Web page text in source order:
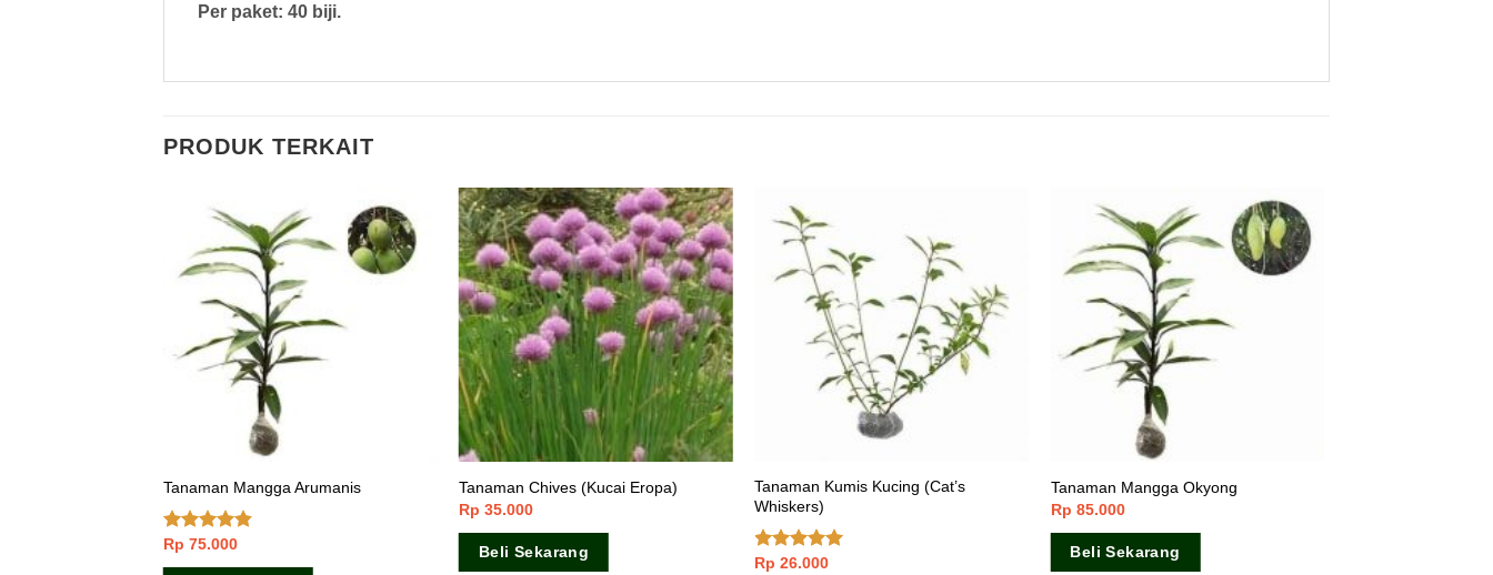
Per paket: 40 biji.
PRODUK TERKAIT
Tanaman Mangga Arumanis
Dinilai
Rp 75.000
Tanaman Chives (Kucai Eropa)
Rp 35.000
Beli Sekarang
Tanaman Kumis Kucing (Cat’s
Whiskers)
Dinilai5.00
Rp 26.000
Tanaman Mangga Okyong
Rp 85.000
Beli Sekarang